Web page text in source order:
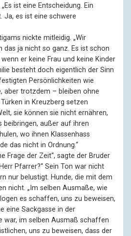
ist eine Entscheidung. Ein
Ja, es ist eine schwere
nickte mitleidig. „Wir
das ja nicht so ganz. Es ist schon
er keine Frau und keine Kinder
besteht doch eigentlich der Sinn
Persönlichkeiten wie
aber trotzdem – bleiben ohne
in Kreuzberg setzen
sie können sie nicht ernähren,
beibringen, außer auf ihren
wo ihnen Klassenhass
das nicht in Ordnung.“
Frage der Zeit“, sagte der Bruder
Pfarrer?“ Sein Ton war nicht
nur belustigt. Hunde, die mit dem
nicht. „Im selben Ausmaße, wie
es schaffen, uns zu beweisen,
eine Sackgasse in der
war, im selben Ausmaß schaffen
uns zu beweisen, dass der